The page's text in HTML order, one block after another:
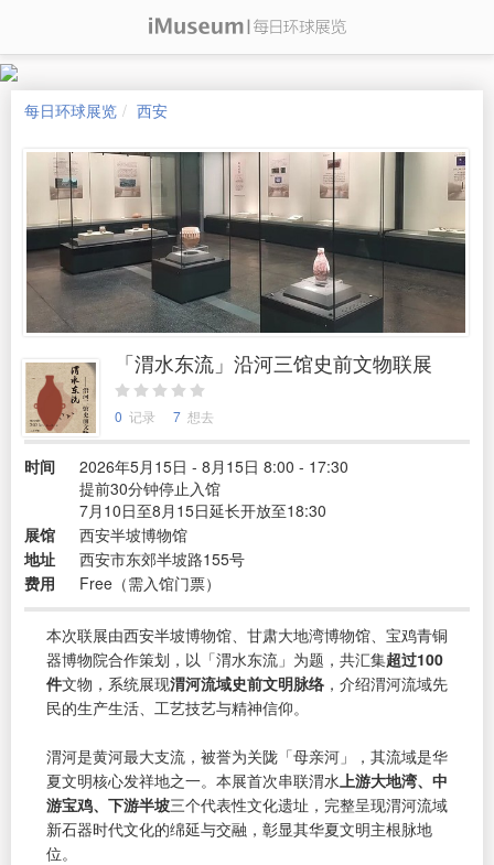
每日环球展览 西安
「渭水东流」沿河三馆史前文物联展
0 记录 7 想去
时间
2026年5月15日 - 8月15日 8:00 - 17:30
提前30分钟停止入馆
7月10日至8月15日延长开放至18:30
展馆
西安半坡博物馆
地址
西安市东郊半坡路155号
费用
Free（需入馆门票）
本次联展由西安半坡博物馆、甘肃大地湾博物馆、宝鸡青铜
器博物院合作策划，以「渭水东流」为题，共汇集超过100
件文物，系统展现渭河流域史前文明脉络 ，介绍渭河流域先
民的生产生活、工艺技艺与精神信仰。
渭河是黄河最大支流，被誉为关陇「母亲河」，其流域是华
夏文明核心发祥地之一。本展首次串联渭水 上游大地湾、中
游宝鸡、下游半坡三个代表性文化遗址，完整呈现渭河流域
新石器时代文化的绵延与交融，彰显其华夏文明主根脉地
位。